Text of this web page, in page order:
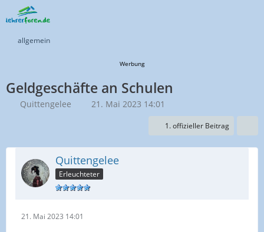
allgemein
Werbung
Geldgeschäfte an Schulen
Quittengelee 21. Mai 2023 14:01
1. offizieller Beitrag
Quittengelee
Erleuchteter
21. Mai 2023 14:01